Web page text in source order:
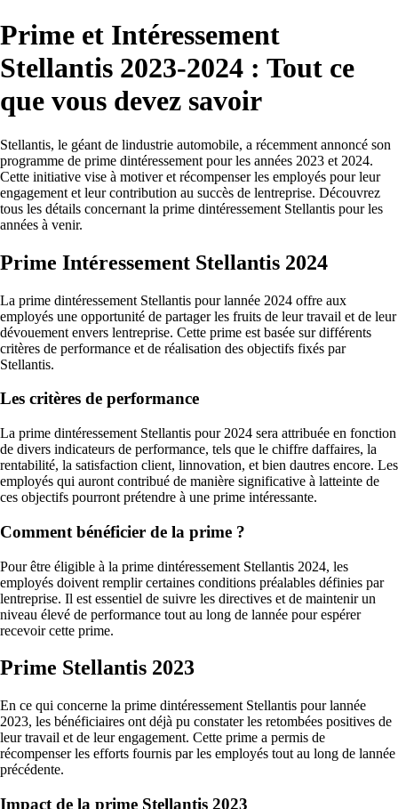
Prime et Intéressement
Stellantis 2023-2024 : Tout ce
que vous devez savoir
Stellantis, le géant de lindustrie automobile, a récemment annoncé son
programme de prime dintéressement pour les années 2023 et 2024.
Cette initiative vise à motiver et récompenser les employés pour leur
engagement et leur contribution au succès de lentreprise. Découvrez
tous les détails concernant la prime dintéressement Stellantis pour les
années à venir.
Prime Intéressement Stellantis 2024
La prime dintéressement Stellantis pour lannée 2024 offre aux
employés une opportunité de partager les fruits de leur travail et de leur
dévouement envers lentreprise. Cette prime est basée sur différents
critères de performance et de réalisation des objectifs fixés par
Stellantis.
Les critères de performance
La prime dintéressement Stellantis pour 2024 sera attribuée en fonction
de divers indicateurs de performance, tels que le chiffre daffaires, la
rentabilité, la satisfaction client, linnovation, et bien dautres encore. Les
employés qui auront contribué de manière significative à latteinte de
ces objectifs pourront prétendre à une prime intéressante.
Comment bénéficier de la prime ?
Pour être éligible à la prime dintéressement Stellantis 2024, les
employés doivent remplir certaines conditions préalables définies par
lentreprise. Il est essentiel de suivre les directives et de maintenir un
niveau élevé de performance tout au long de lannée pour espérer
recevoir cette prime.
Prime Stellantis 2023
En ce qui concerne la prime dintéressement Stellantis pour lannée
2023, les bénéficiaires ont déjà pu constater les retombées positives de
leur travail et de leur engagement. Cette prime a permis de
récompenser les efforts fournis par les employés tout au long de lannée
précédente.
Impact de la prime Stellantis 2023